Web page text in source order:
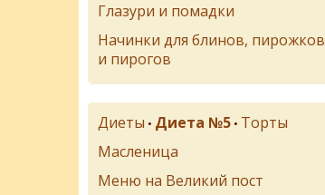
Глазури и помадки
Начинки для блинов, пирожков
и пирогов
Диеты • Диета №5 • Торты
Масленица
Меню на Великий пост